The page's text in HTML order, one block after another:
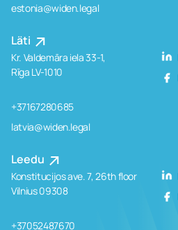
estonia@widen.legal
Läti
Kr. Valdemāra iela 33-1,
Rīga LV-1010
+37167280685
latvia@widen.legal
Leedu
Konstitucijos ave. 7, 26th floor
Vilnius 09308
+37052487670